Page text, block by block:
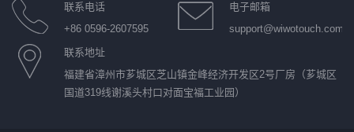
联系电话
+86 0596-2607595
电子邮箱
support@wiwotouch.com
联系地址
福建省漳州市芗城区芝山镇金峰经济开发区2号厂房（芗城区
国道319线谢溪头村口对面宝福工业园）